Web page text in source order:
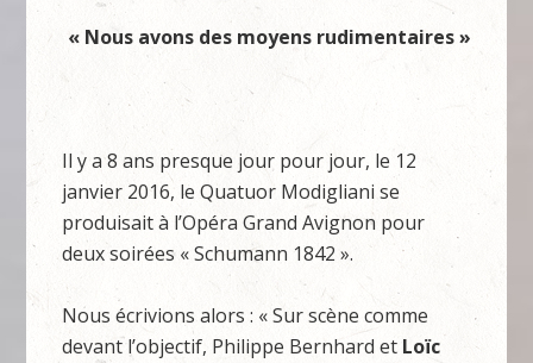
« Nous avons des moyens rudimentaires »
Il y a 8 ans presque jour pour jour, le 12
janvier 2016, le Quatuor Modigliani se
produisait à l’Opéra Grand Avignon pour
deux soirées « Schumann 1842 ».
Nous écrivions alors : « Sur scène comme
devant l’objectif, Philippe Bernhard et Loïc